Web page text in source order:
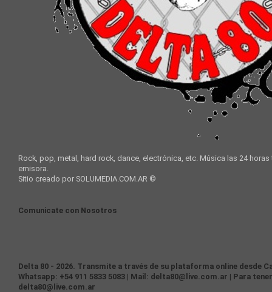
Rock, pop, metal, hard rock, dance, electrónica, etc. Música las 24
emisora.
Sitio creado por SOLUMEDIA.COM.AR ©
Comunicate con Nosotros
Delta 80 - 2026. Transmite a través de su plataforma online desde
Whatsapp: +54 911 5833 5083 | Mail: delta80@live.com.ar | Para
delta80@live.com.ar